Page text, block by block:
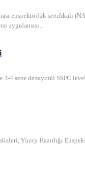
enspektörlük sertifikalı
uygulaması..
3-4 sene deneyimli SSPC
Yüzey Hazırlığı